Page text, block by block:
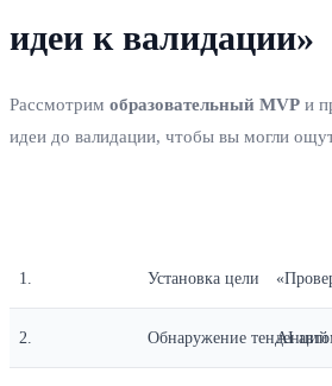
идеи к валидации»
Рассмотрим образовательный MVP и
идеи до валидации, чтобы вы могли
1. Установка цели
2. Обнаружение тенденций
AI